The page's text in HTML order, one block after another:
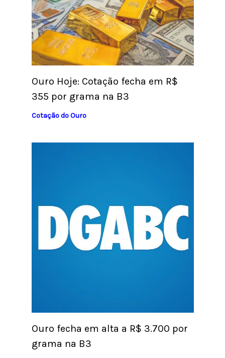
Ouro Hoje: Cotação fecha em R$
355 por grama na B3
Cotação do Ouro
Ouro fecha em alta a R$ 3.700 por
grama na B3